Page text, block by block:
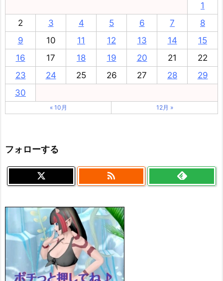
1
2
3 4 5 6 7
8
9
10 11 12 13 14
15
16
17 18 19 20 21
22
23
24 25 26 27 28
29
30
« 10月 12月 »
フォローする
